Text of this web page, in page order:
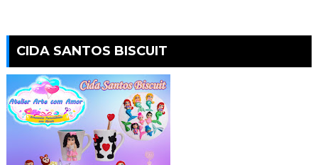
CIDA SANTOS BISCUIT